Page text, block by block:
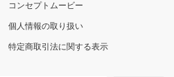
コンセプトムービー
個人情報の取り扱い
特定商取引法に関する表示